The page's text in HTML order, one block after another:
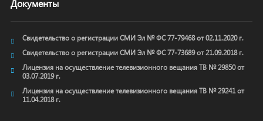
Документы
Свидетельство о регистрации СМИ Эл № ФС 77-79468 от 02.11.2020 г.
Свидетельство о регистрации СМИ Эл № ФС 77-73689 от 21.09.2018 г.
Лицензия на осуществление телевизионного вещания ТВ № 29850 от
03.07.2019 г.
Лицензия на осуществление телевизионного вещания ТВ № 29241 от
11.04.2018 г.